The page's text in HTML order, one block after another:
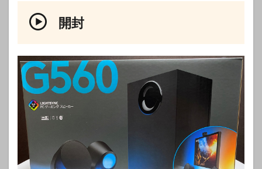
開封